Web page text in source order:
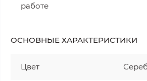
работе
ОСНОВНЫЕ ХАРАКТЕРИСТИКИ
Цвет